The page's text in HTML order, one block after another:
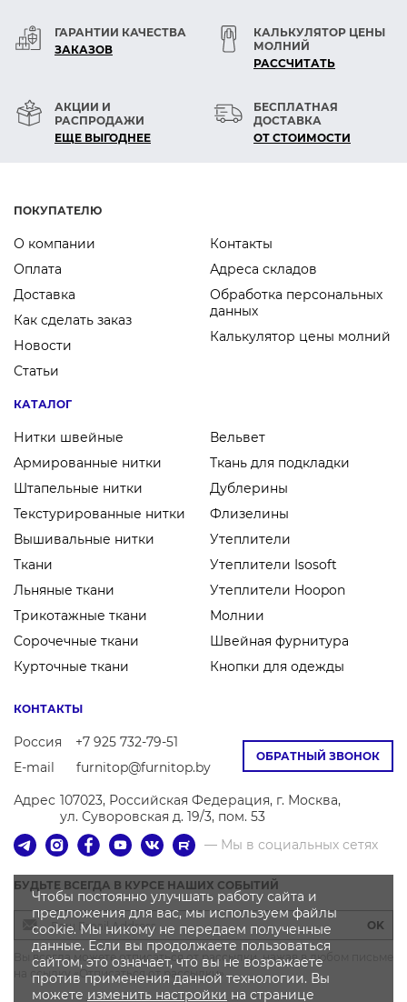
ГАРАНТИИ КАЧЕСТВА
ЗАКАЗОВ
КАЛЬКУЛЯТОР ЦЕНЫ
МОЛНИЙ
РАСCЧИТАТЬ
АКЦИИ И
РАСПРОДАЖИ
ЕЩЕ ВЫГОДНЕЕ
БЕСПЛАТНАЯ
ДОСТАВКА
ОТ СТОИМОСТИ
ПОКУПАТЕЛЮ
О компании
Оплата
Доставка
Как сделать заказ
Новости
Статьи
Контакты
Адреса складов
Обработка персональных
данных
Калькулятор цены молний
КАТАЛОГ
Нитки швейные
Армированные нитки
Штапельные нитки
Текстурированные нитки
Вышивальные нитки
Ткани
Льняные ткани
Трикотажные ткани
Сорочечные ткани
Курточные ткани
Вельвет
Ткань для подкладки
Дублерины
Флизелины
Утеплители
Утеплители Isosoft
Утеплители Hoopon
Молнии
Швейная фурнитура
Кнопки для одежды
ОБРАТНЫЙ ЗВОНОК
КОНТАКТЫ
Россия
+7 925 732-79-51
E-mail
furnitop@furnitop.by
Адрес 107023, Российская Федерация, г. Москва,
ул. Суворовская д. 19/3, пом. 53
— Мы в социальных сетях
БУДЬТЕ ВСЕГДА В КУРСЕ НАШИХ СОБЫТИЙ
OK
Вы всегда можете отписаться от рассылки, нажав в любом письме
на ссылку «Отписаться от рассылки»
Чтобы постоянно улучшать работу сайта и
предложения для вас, мы используем файлы
cookie. Мы никому не передаем полученные
данные. Если вы продолжаете пользоваться
сайтом, это означает, что вы не возражаете
против применения данной технологии. Вы
можете изменить настройки на странице